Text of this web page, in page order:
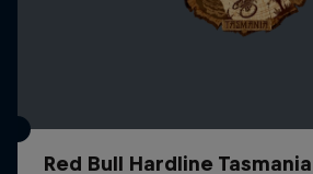
Red Bull Hardline